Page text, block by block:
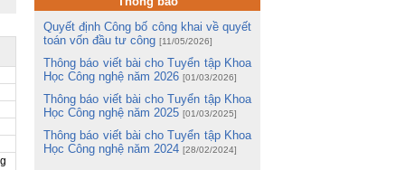
Quyết định Công bố công khai về quyết
toán vốn đầu tư công [11/05/2026]
Thông báo viết bài cho Tuyển tập Khoa
Học Công nghệ năm 2026 [01/03/2026]
Thông báo viết bài cho Tuyển tập Khoa
Học Công nghệ năm 2025 [01/03/2025]
Thông báo viết bài cho Tuyển tập Khoa
Học Công nghệ năm 2024 [28/02/2024]